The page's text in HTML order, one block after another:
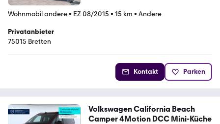
Wohnmobil andere• EZ 08/2015 • 15 km • Andere
Privatanbieter
75015 Bretten
Kontakt Parken
Volkswagen California Beach
Camper 4Motion DCC Mini-Küche